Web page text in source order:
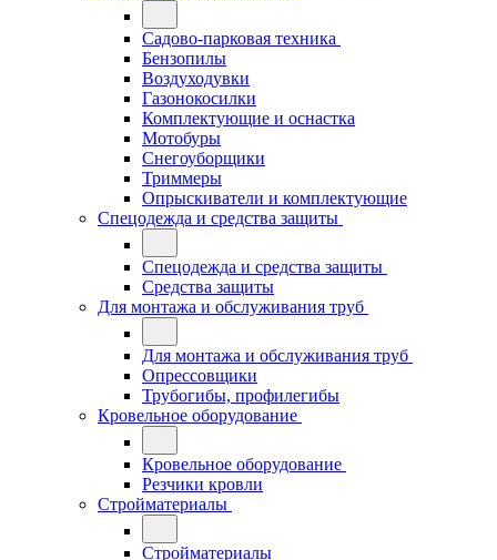
Садово-парковая техника
Бензопилы
Воздуходувки
Газонокосилки
Комплектующие и оснастка
Мотобуры
Снегоуборщики
Триммеры
Опрыскиватели и комплектующие
Спецодежда и средства защиты
Спецодежда и средства защиты
Средства защиты
Для монтажа и обслуживания труб
Для монтажа и обслуживания труб
Опрессовщики
Трубогибы, профилегибы
Кровельное оборудование
Кровельное оборудование
Резчики кровли
Стройматериалы
Стройматериалы